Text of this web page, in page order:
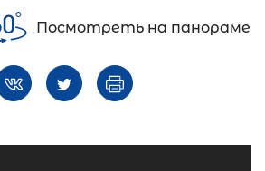
Посмотреть на панораме